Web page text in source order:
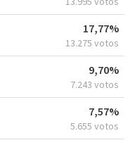
17,77%
13.275 votos
9,70%
7.243 votos
7,57%
5.655 votos